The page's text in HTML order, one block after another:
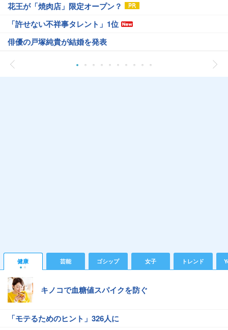
花王が「焼肉店」限定オープン？
「許せない不祥事タレント」1位
俳優の戸塚純貴が結婚を発表
健康 芸能 ゴシップ 女子 トレンド
キノコで血糖値スパイクを防ぐ
「モテるためのヒント」326人に